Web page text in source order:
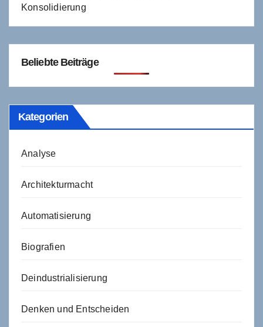
Konsolidierung
Beliebte Beiträge
Kategorien
Analyse
Architekturmacht
Automatisierung
Biografien
Deindustrialisierung
Denken und Entscheiden